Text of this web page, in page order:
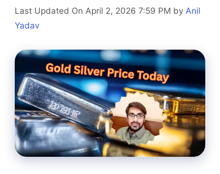
Last Updated On April 2, 2026 7:59 PM by Anil
Yadav